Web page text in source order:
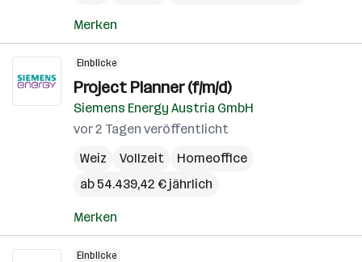
Merken
Einblicke
Project Planner (f/m/d)
Siemens Energy Austria GmbH
vor 2 Tagen veröffentlicht
Weiz
Vollzeit
Homeoffice
ab 54.439,42 € jährlich
Merken
Einblicke